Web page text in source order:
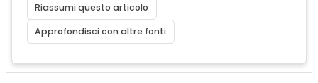
Riassumi questo articolo
Approfondisci con altre fonti